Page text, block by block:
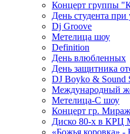
Концерт группы
День студента
Dj Groove
Метелица шоу
Definition
День влюбленных
День защитника
DJ Boyko & Sound
Международный
Метелица-С шоу
Концерт гр. Мираж
Диско 80-х в КРЦ
«Божья коровка» -